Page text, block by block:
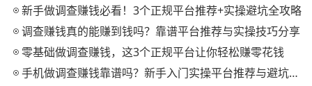
新手做调查赚钱必看！3个正规平台推荐+实操避坑全攻略
调查赚钱真的能赚到钱吗？靠谱平台推荐与实操技巧分享
零基础做调查赚钱，这3个正规平台让你轻松赚零花钱
手机做调查赚钱靠谱吗？新手入门实操平台推荐与避坑指南